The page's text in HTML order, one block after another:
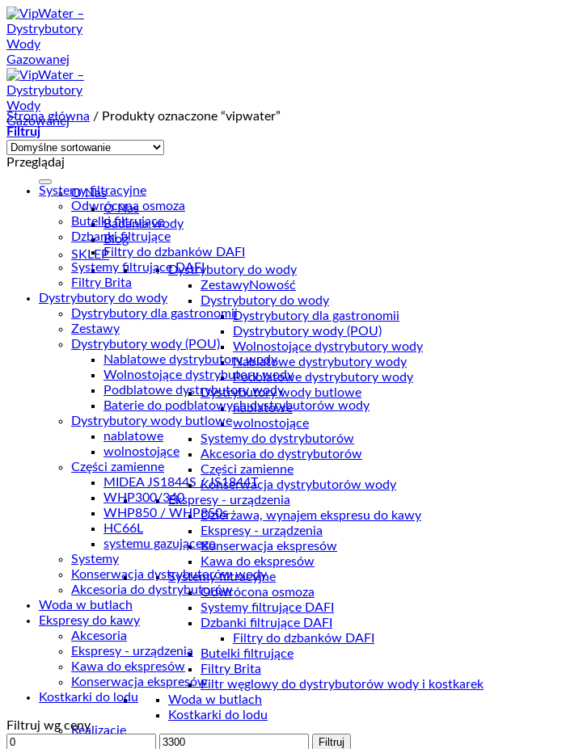
Przewiń
do
zawartości
O Nas
O Nas
Badania wody
Blog
SKLEP
Dystrybutory do wody
ZestawyNowość
Dystrybutory do wody
Dystrybutory dla gastronomii
Dystrybutory wody (POU)
Wolnostojące dystrybutory wody
Nablatowe dystrybutory wody
Podblatowe dystrybutory wody
Dystrybutory wody butlowe
nablatowe
wolnostojące
Systemy do dystrybutorów
Akcesoria do dystrybutorów
Części zamienne
Konserwacja dystrybutorów wody
Ekspresy - urządzenia
Dzierżawa, wynajem ekspresu do kawy
Ekspresy - urządzenia
Konserwacja ekspresów
Kawa do ekspresów
Systemy filtracyjne
Odwrócona osmoza
Systemy filtrujące DAFI
Dzbanki filtrujące DAFI
Filtry do dzbanków DAFI
Butelki filtrujące
Filtry Brita
Filtr węglowy do dystrybutorów wody i kostkarek
Woda w butlach
Kostkarki do lodu
Realizacje
Strona główna / Produkty oznaczone “vipwater”
Filtruj
Przeglądaj
Systemy filtracyjne
Odwrócona osmoza
Butelki filtrujące
Dzbanki filtrujące
Filtry do dzbanków DAFI
Systemy filtrujące DAFI
Filtry Brita
Dystrybutory do wody
Dystrybutory dla gastronomii
Zestawy
Dystrybutory wody (POU)
Nablatowe dystrybutory wody
Wolnostojące dystrybutory wody
Podblatowe dystrybutory wody
Baterie do podblatowych dystrybutorów wody
Dystrybutory wody butlowe
nablatowe
wolnostojące
Części zamienne
MIDEA JS1844S / JS1844T
WHP300/340
WHP850 / WHP850s
HC66L
systemu gazującego
Systemy
Konserwacja dystrybutorów wody
Akcesoria do dystrybutorów
Woda w butlach
Ekspresy do kawy
Akcesoria
Ekspresy - urządzenia
Kawa do ekspresów
Konserwacja ekspresów
Kostkarki do lodu
Filtruj wg ceny
Cena
Cena
Filtruj